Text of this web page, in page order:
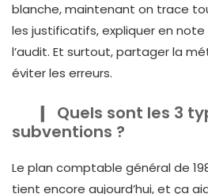
blanche, maintenant on trace
les justificatifs, expliquer en
l’audit. Et surtout, partager la
éviter les erreurs.
Quels sont les 3
subventions ?
Le plan comptable général de
tient encore aujourd’hui, et ça